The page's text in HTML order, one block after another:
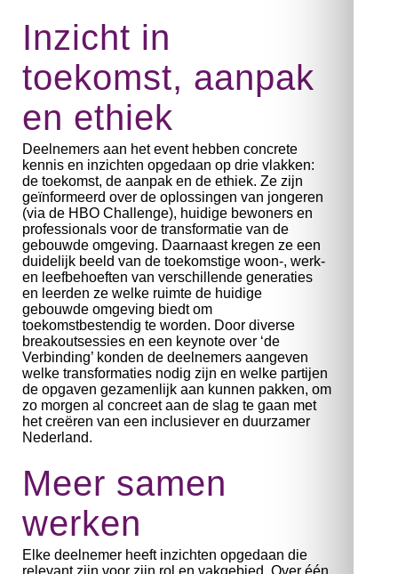
Inzicht in
toekomst, aanpak
en ethiek
Deelnemers aan het event hebben concrete
kennis en inzichten opgedaan op drie vlakken:
de toekomst, de aanpak en de ethiek. Ze zijn
geïnformeerd over de oplossingen van jongeren
(via de HBO Challenge), huidige bewoners en
professionals voor de transformatie van de
gebouwde omgeving. Daarnaast kregen ze een
duidelijk beeld van de toekomstige woon-, werk-
en leefbehoeften van verschillende generaties
en leerden ze welke ruimte de huidige
gebouwde omgeving biedt om
toekomstbestendig te worden. Door diverse
breakoutsessies en een keynote over ‘de
Verbinding’ konden de deelnemers aangeven
welke transformaties nodig zijn en welke partijen
de opgaven gezamenlijk aan kunnen pakken, om
zo morgen al concreet aan de slag te gaan met
het creëren van een inclusiever en duurzamer
Nederland.
Meer samen
werken
Elke deelnemer heeft inzichten opgedaan die
relevant zijn voor zijn rol en vakgebied. Over één